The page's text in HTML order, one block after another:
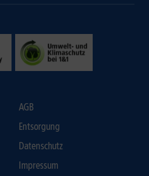
AGB
Entsorgung
Datenschutz
Impressum